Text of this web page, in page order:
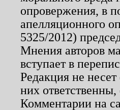
опровержения, в
апелляционного
5325/2012)
Мнения авторов
вступает в
Редакция не
них
Комментарии на